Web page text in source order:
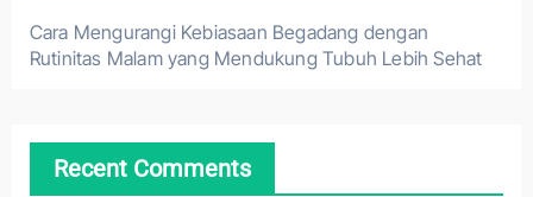
Cara Mengurangi Kebiasaan Begadang dengan
Rutinitas Malam yang Mendukung Tubuh Lebih Sehat
Recent Comments